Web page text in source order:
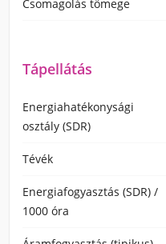
Csomagolás tömege
Tápellátás
Energiahatékonysági
osztály (SDR)
Tévék
Energiafogyasztás (SDR) /
1000 óra